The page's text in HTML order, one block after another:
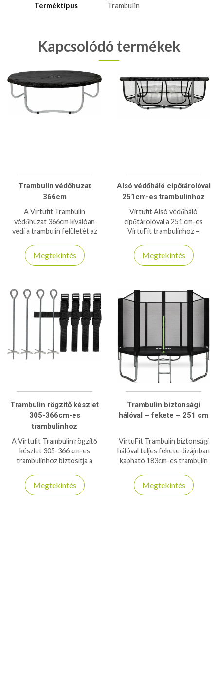
Terméktípus
Trambulin
Kapcsolódó termékek
Trambulin védőhuzat
366cm
A Virtufit Trambulin
védőhuzat 366cm kiválóan
védi a trambulin felületét az
biztosítva a hosszú
élettartamot és esztétikus
Megtekintés
Alsó védőháló cipőtárolóval
251cm-es trambulinhoz
Virtufit Alsó védőháló
cipőtárolóval a 251 cm-es
VirtuFit trambulinhoz –
praktikus tárolás egyetlen
kiegészítővel.
Megtekintés
Trambulin rögzítő készlet
305-366cm-es
trambulinhoz
A Virtufit Trambulin rögzítő
készlet 305-366 cm-es
trambulinhoz biztosítja a
növelve a trambulin
tartósságát és használati
Megtekintés
Trambulin biztonsági
hálóval – fekete – 251 cm
VirtuFit Trambulin biztonsági
hálóval teljes fekete dizájnban
kapható 183cm-es trambulin
Megtekintés